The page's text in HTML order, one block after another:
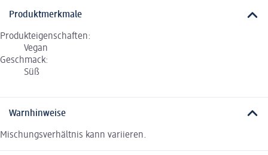
Produktmerkmale
Produkteigenschaften:
Vegan
Geschmack:
Süß
Warnhinweise
Mischungsverhältnis kann variieren.